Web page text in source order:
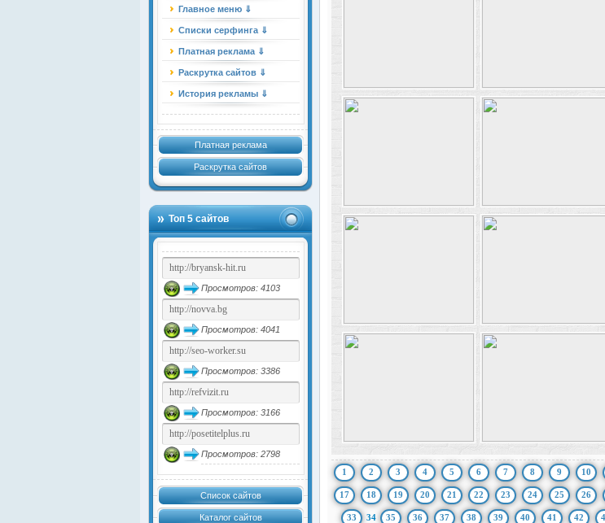
Главное меню ⇓
Списки серфинга ⇓
Платная реклама ⇓
Раскрутка сайтов ⇓
История рекламы ⇓
Платная реклама
Раскрутка сайтов
Топ 5 сайтов
Просмотров: 4103
Просмотров: 4041
Просмотров: 3386
Просмотров: 3166
Просмотров: 2798
Список сайтов
Каталог сайтов
1 2 3 4 5 6 7 8 9 10
17 18 19 20 21 22 23 24 25 26
33 34 35 36 37 38 39 40 41 42